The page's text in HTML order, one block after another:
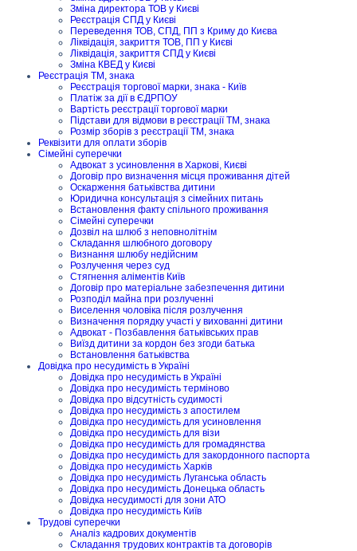
Зміна директора ТОВ у Києві
Реєстрація СПД у Києві
Переведення ТОВ, СПД, ПП з Криму до Києва
Ліквідація, закриття ТОВ, ПП у Києві
Ліквідація, закриття СПД у Києві
Зміна КВЕД у Києві
Реєстрація ТМ, знака
Реєстрація торгової марки, знака - Київ
Платіж за дії в ЄДРПОУ
Вартість реєстрації торгової марки
Підстави для відмови в реєстрації ТМ, знака
Розмір зборів з реєстрації ТМ, знака
Реквізити для оплати зборів
Сімейні суперечки
Адвокат з усиновлення в Харкові, Києві
Договір про визначення місця проживання дітей
Оскарження батьківства дитини
Юридична консультація з сімейних питань
Встановлення факту спільного проживання
Сімейні суперечки
Дозвіл на шлюб з неповнолітнім
Складання шлюбного договору
Визнання шлюбу недійсним
Розлучення через суд
Стягнення аліментів Київ
Договір про матеріальне забезпечення дитини
Розподіл майна при розлученні
Виселення чоловіка після розлучення
Визначення порядку участі у вихованні дитини
Адвокат - Позбавлення батьківських прав
Виїзд дитини за кордон без згоди батька
Встановлення батьківства
Довідка про несудимість в Україні
Довідка про несудимість в Україні
Довідка про несудимість терміново
Довідка про відсутність судимості
Довідка про несудимість з апостилем
Довідка про несудимість для усиновлення
Довідка про несудимість для візи
Довідка про несудимість для громадянства
Довідка про несудимість для закордонного паспорта
Довідка про несудимість Харків
Довідка про несудимість Луганська область
Довідка про несудимість Донецька область
Довідка несудимості для зони АТО
Довідка про несудимість Київ
Трудові суперечки
Аналіз кадрових документів
Складання трудових контрактів та договорів